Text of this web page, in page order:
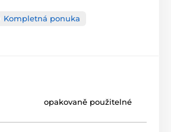
Kompletná ponuka
opakovaně použitelné